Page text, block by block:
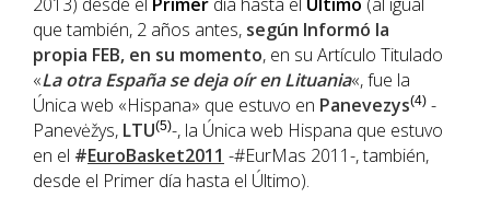
que también, 2 años antes, según Informó la
propia FEB, en su momento, en su Artículo Titulado
«La otra España se deja oír en Lituania«, fue la
Única web «Hispana» que estuvo en Panevezys(4) -
Panevėžys, LTU(5)-, la Única web Hispana que estuvo
en el #EuroBasket2011 -#EurMas 2011-, también,
desde el Primer día hasta el Último).